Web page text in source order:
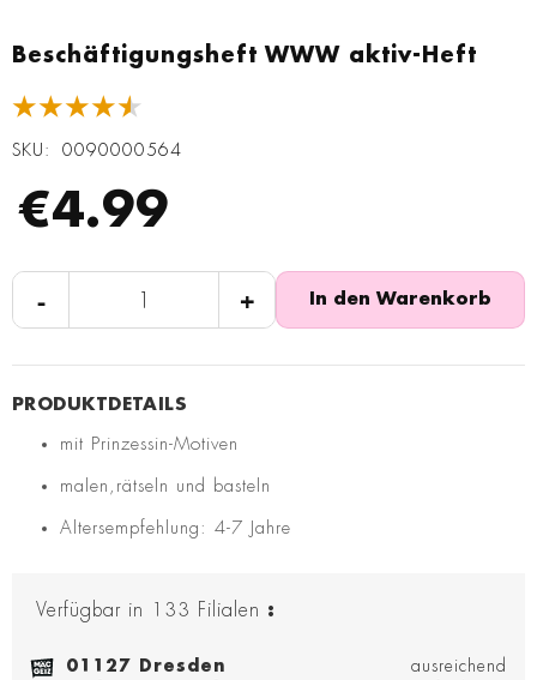
Beschäftigungsheft WWW aktiv-Heft
★★★★★
SKU 0090000564
€4.99
- + In den Warenkorb
mit Prinzessin-Motiven
malen,rätseln und basteln
Altersempfehlung: 4-7 Jahre
Verfügbar in 133 Filialen :
01127 Dresden
ausreichend
Anfang
Bildgalerie